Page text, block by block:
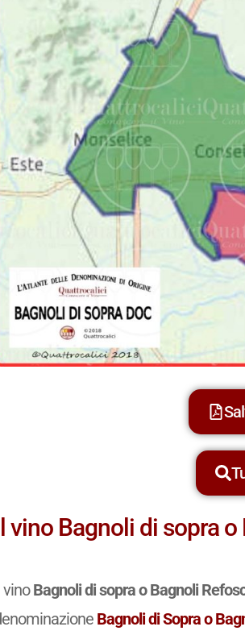
vino Bagnoli di sopra
vinoBagnoli di sopra o Bagnoli
Bagnoli di Sopra o